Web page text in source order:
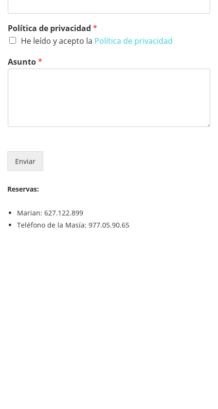
Política de privacidad *
He leído y acepto la Política de privacidad
Asunto*
Enviar
Reservas:
Marian: 627.122.899
Teléfono de la Masía: 977.05.90.65